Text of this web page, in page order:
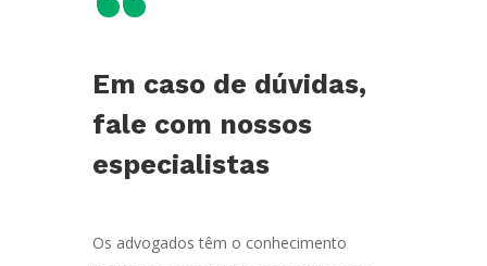
Em caso de dúvidas,
fale com nossos
especialistas
Os advogados têm o conhecimento